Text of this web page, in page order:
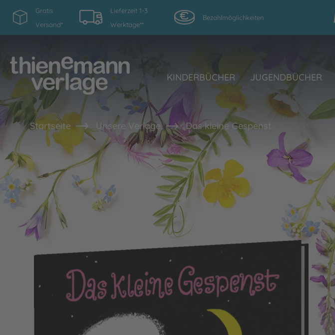
Gratis
Versand*
Lieferzeit 1-3
Werktage**
Bezahlmöglichkeiten
KINDERBÜCHER JUGENDBÜCHER
Startseite Unsere Verlage Das kleine Gespenst